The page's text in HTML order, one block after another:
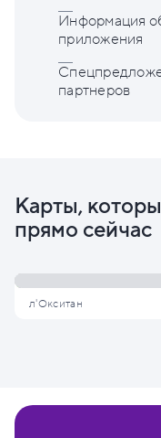
Информация
приложения
партнеров
Карты,
прямо сейчас
л'Окситан